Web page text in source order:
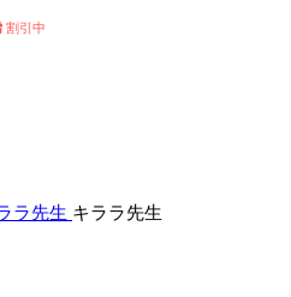
割引中
キララ先生